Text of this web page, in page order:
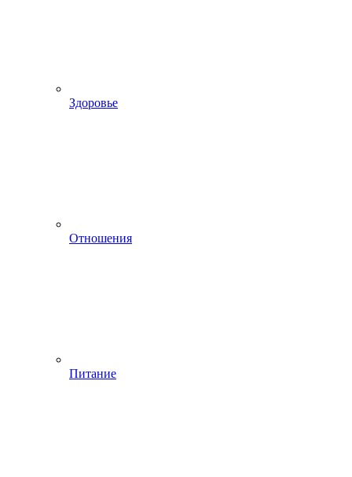
Здоровье
Отношения
Питание